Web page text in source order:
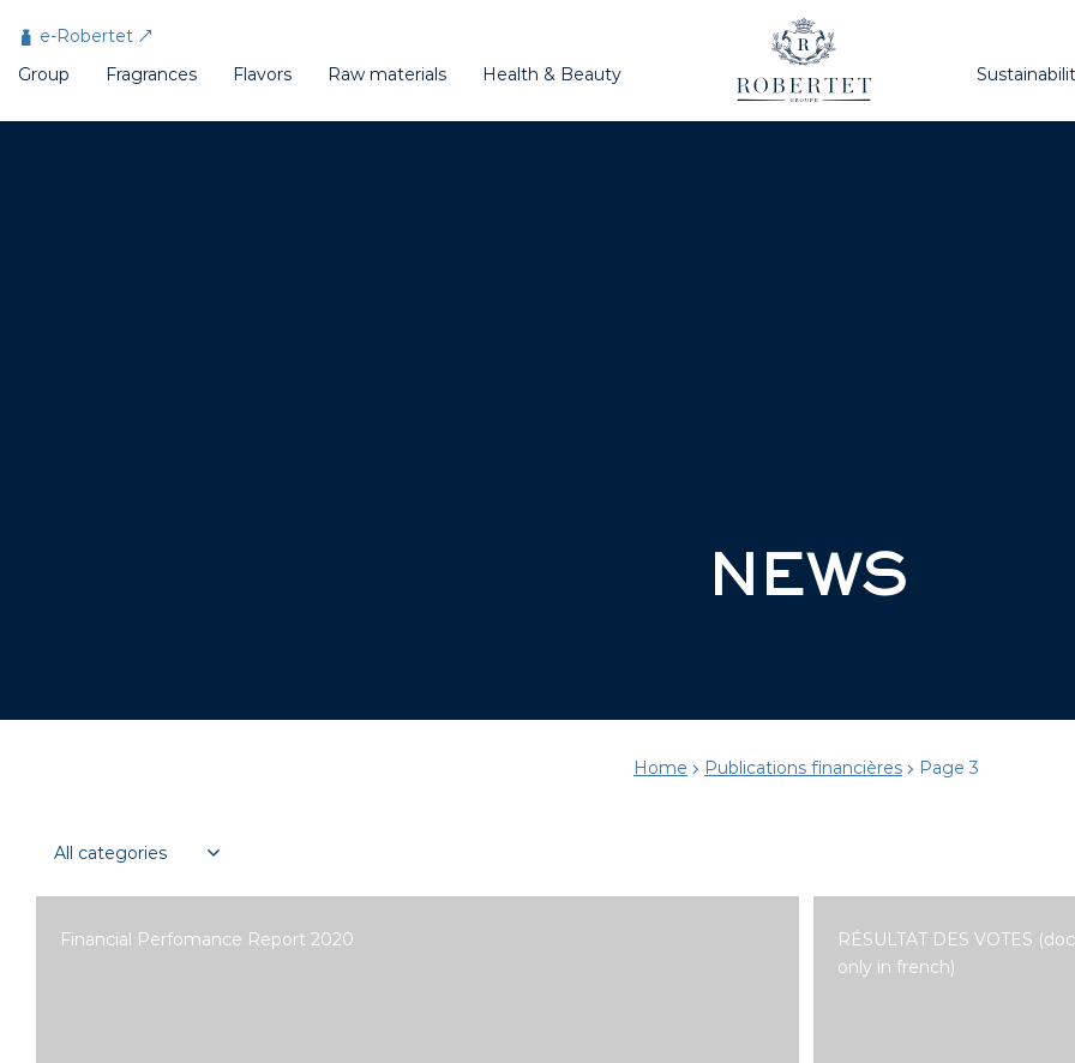
Group Fragrances Flavors Raw materials Health & Beauty
e-Robertet
NEWS
Home Publications financières Page 3
Financial Perfomance Report 2020
RÉSULTAT DES VOTES
only in french)